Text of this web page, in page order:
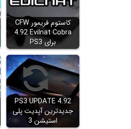
کاستوم فریمور CFW
4.92 Evilnat Cobra
برای PS3
PS3 UPDATE 4.92
جدیدترین آپدیت پلی
استیشن 3